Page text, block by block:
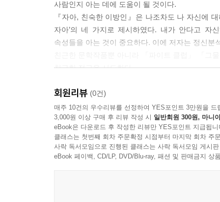
이디푸스가 신탁에 마음 쓰지 말고 본연의 삶을
정작 신탁대로 모든 것이 이루어지는 데 일조했
을 과감하게 걷어내고 내 안의 참모습을 발견하
가지 욕망 때문에 소외된 모습이거나 내가 억압한
동을 할 수밖에 없었던 이유 때문에 상황과 자신
라쇼몽 효과는 자신의 주관적 느낌과 기준에 따
은 늘 부분적으로만 진실할 수 있고, 그나마 진실
「라쇼몽」에서처럼 사건의 당사자나 목격자가
면서 진실을 더 감출 수 있다.
사람인지 아는 데에 도움이 될 것이다.
『자아, 친숙한 이방인』은 나조차도 나 자신에 대
자아’의 네 가지로 제시하였다. 내가 안다고 자
속성들을 아는 것이 중요하다. 이에 저자는 정신
친근한 접근을 시도한다.
나인 듯 나 아닌 ‘자아’
자아의 속성을 정확히 알아야 나 자신을 진정으로
나는 나에 대해 진정으로 잘 알고 있을까? 나에 대
것이다. 내가 되고 싶은 나의 모습이나 남들이
어렵다. 여기에는 내 정체성의 일부를 구성하면
몫을 한다. 이 책은 자아의 속성을 네 가지로 나누
회원리뷰 (0건)
매주 10건의 우수리뷰를 선정하여 YES포인트 3만원을 드
3,000원 이상 구매 후 리뷰 작성 시 일반회원 300원, 마니
eBook은 다운로드 후 작성한 리뷰만 YES포인트 지급됩니
클래스는 첫번째 회차 주문확정 시점부터 마지막 회차 주
사락 독서모임으로 진행된 클래스는 사락 독서모임 게시
eBook 페이백, CD/LP, DVD/Blu-ray, 패션 및 판매금지 상